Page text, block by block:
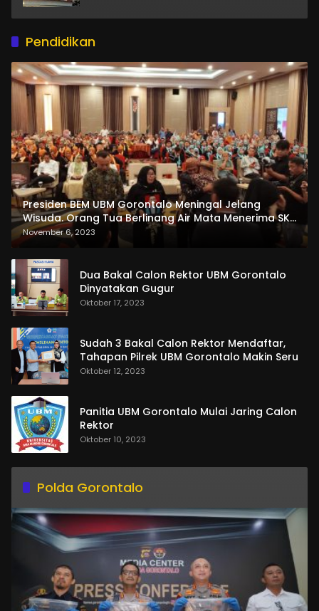
Pendidikan
Presiden BEM UBM Gorontalo Meningal Jelang
Wisuda. Orang Tua Berlinang Air Mata Menerima SKL
dan Pemasangan Salempang
November 6, 2023
Dua Bakal Calon Rektor UBM Gorontalo
Dinyatakan Gugur
Oktober 17, 2023
Sudah 3 Bakal Calon Rektor Mendaftar,
Tahapan Pilrek UBM Gorontalo Makin Seru
Oktober 12, 2023
Panitia UBM Gorontalo Mulai Jaring Calon
Rektor
Oktober 10, 2023
Polda Gorontalo